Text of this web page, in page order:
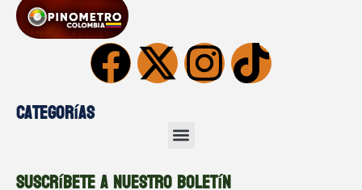
Categorías
Suscríbete a nuestro boletín